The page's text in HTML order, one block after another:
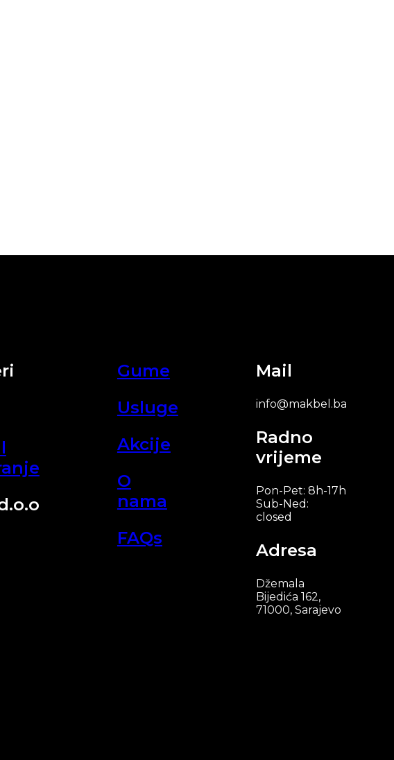
Gume
Usluge
Akcije
O
nama
FAQs
Mail
info@makbel.ba
Radno
vrijeme
Pon-Pet: 8h-17h
Sub-Ned:
closed
Adresa
Džemala
Bijedića 162,
71000, Sarajevo